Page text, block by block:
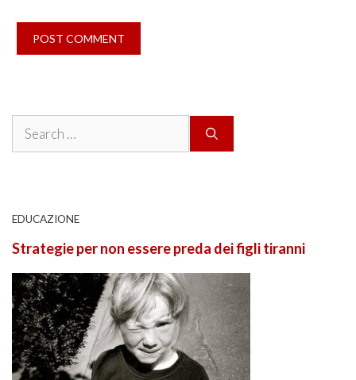
Search
EDUCAZIONE
Strategie per non essere preda dei figli tiranni